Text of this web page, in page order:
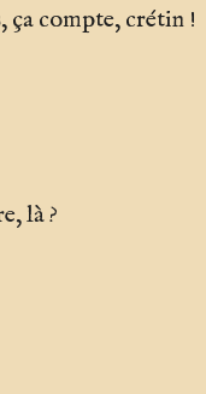
ça compte, crétin !
là ?